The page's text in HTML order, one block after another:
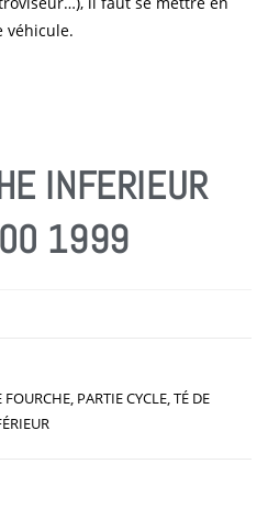
véhicule.
INFERIEUR
1999
FOURCHE PARTIE CYCLE TÉ DE